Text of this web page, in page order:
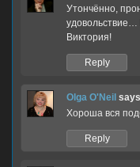
Утончённо,
Виктория!
Reply
Olga O'Neil
Хороша вся
Reply